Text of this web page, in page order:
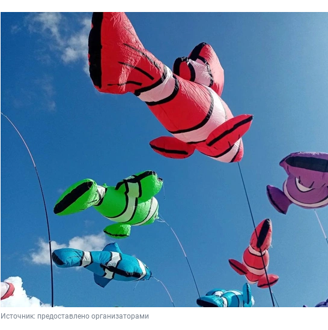
Источник: предоставлено организаторами